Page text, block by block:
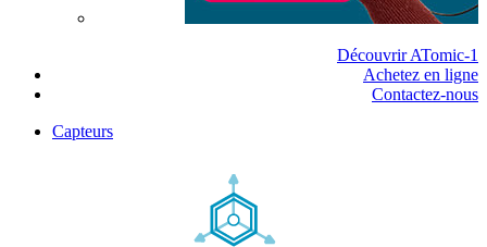
Découvrir ATomic-1
Achetez en ligne
Contactez-nous
Capteurs